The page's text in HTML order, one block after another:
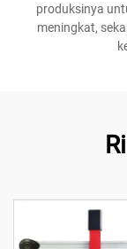
produksinya
meningkat,